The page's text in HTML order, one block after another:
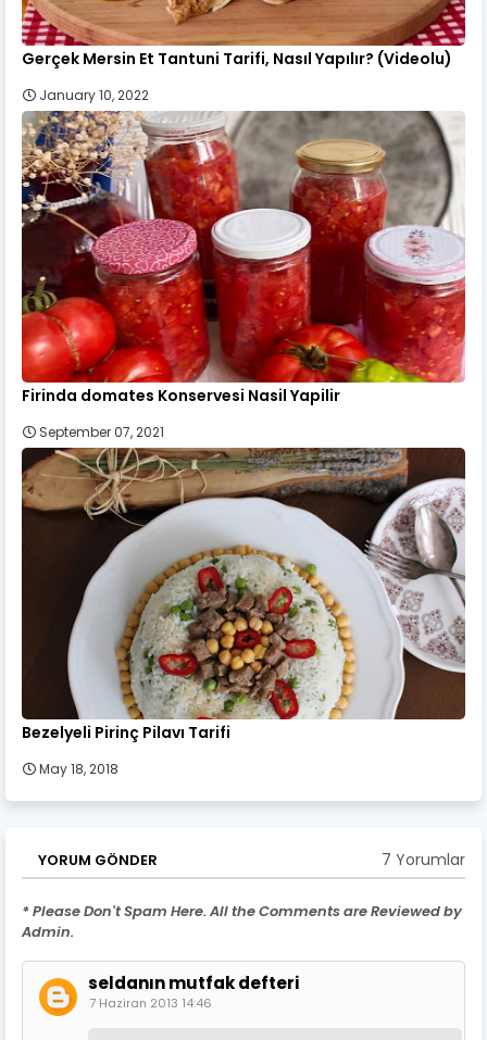
Gerçek Mersin Et Tantuni Tarifi, Nasıl Yapılır? (Videolu)
January 10, 2022
Firinda domates Konservesi Nasil Yapilir
September 07, 2021
Bezelyeli Pirinç Pilavı Tarifi
May 18, 2018
YORUM GÖNDER 7 Yorumlar
* Please Don't Spam Here. All the Comments are Reviewed by
Admin.
seldanın mutfak defteri
7 Haziran 2013 14:46